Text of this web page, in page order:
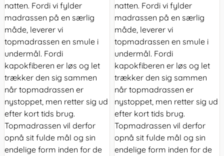
natten. Fordi vi fylder
madrassen på en særlig
måde, leverer vi
topmadrassen en smule i
undermål. Fordi
kapokfiberen er løs og let
trækker den sig sammen
når topmadrassen er
nystoppet, men retter sig ud
efter kort tids brug.
Topmadrassen vil derfor
opnå sit fulde mål og sin
endelige form inden for de
natten. Fordi vi fylder
madrassen på en særlig
måde, leverer vi
topmadrassen en smule i
undermål. Fordi
kapokfiberen er løs og let
trækker den sig sammen
når topmadrassen er
nystoppet, men retter sig ud
efter kort tids brug.
Topmadrassen vil derfor
opnå sit fulde mål og sin
endelige form inden for de